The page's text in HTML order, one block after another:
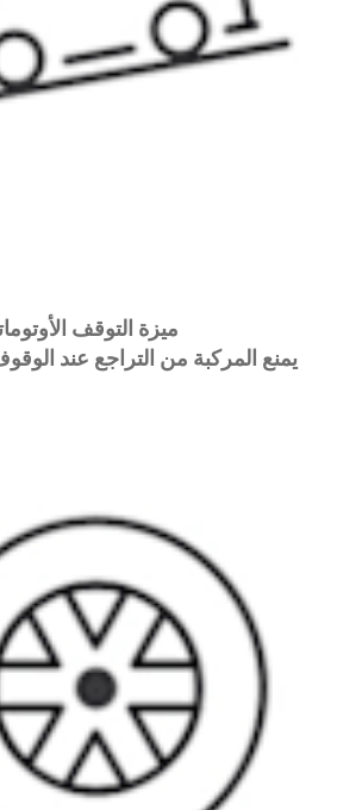
ميزة التوقف
يمنع المركبة من التراجع عند